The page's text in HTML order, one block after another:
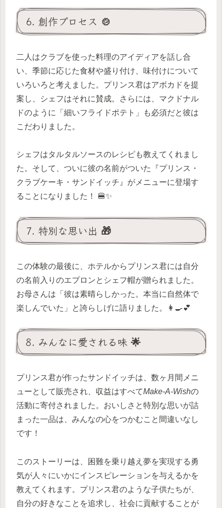
6. 創作プロセス 🍲
二人はクラブを使った料理のアイディアを話し合
い、季節に応じた食材や盛り付け、味付けについて
いろいろと考えました。プリンス君はアボカドを提
案し、シェフはそれに賛成。さらには、マクドナル
ドのように「細いフライドポテト」も必須だと彼は
こだわりました。
シェフはタルタルソースのレシピも教えてくれまし
た。そして、ついに彼の名前がついた『プリンス・
クラブケーキ・サンドイッチ』がメニューに登場す
ることになりました！ 🍔✨
7. 特別な思い出 🎁
この体験の最後に、ホテルからプリンス君には自分
の名前入りのエプロンとシェフ帽が贈られました。
お母さんは「彼は素晴らしかった。本当に自然体で
楽しんでいた」と誇らしげに語りました。👩‍🍳💕
8. みんなに愛される味 🌟
プリンス君が作ったサンドイッチは、数ヶ月間メニ
ューとして販売され、収益はすべてMake-A-Wishの
活動に寄付されました。おいしさと特別な思いが詰
まった一品は、みんなの心をつかむこと間違いなし
です！
このストーリーは、困難を乗り越え夢を実現する勇
気が人々にいかにインスピレーションを与えるかを
教えてくれます。プリンス君のような子供たちが、
自分の好きなことを追求し、社会に貢献することが